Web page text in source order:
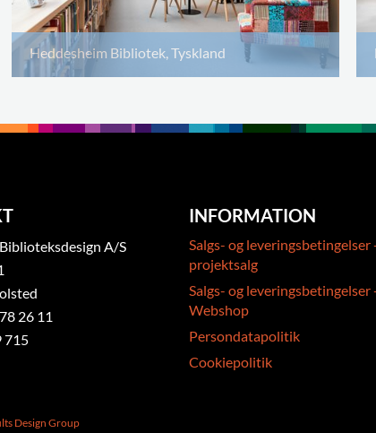
Heddesheim Bibliotek, Tyskland
A/S
26 11
715
Design Group
INFORMATION
Salgs- og leveringsbetingelser
projektsalg
Salgs- og leveringsbetingelser
Webshop
Persondatapolitik
Cookiepolitik